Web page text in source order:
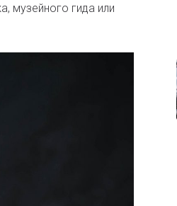
музейного гида или